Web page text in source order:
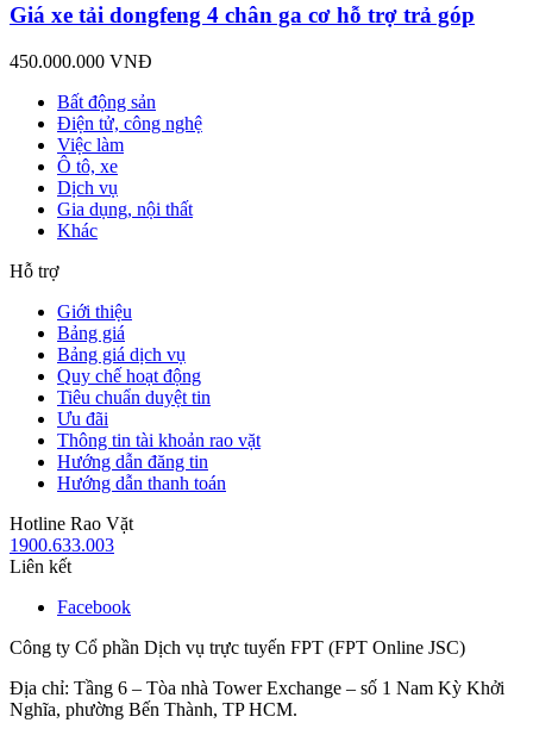
Giá xe tải dongfeng 4 chân ga cơ hỗ trợ trả góp
450.000.000 VNĐ
Bất động sản
Điện tử, công nghệ
Việc làm
Ô tô, xe
Dịch vụ
Gia dụng, nội thất
Khác
Hỗ trợ
Giới thiệu
Bảng giá
Bảng giá dịch vụ
Quy chế hoạt động
Tiêu chuẩn duyệt tin
Ưu đãi
Thông tin tài khoản rao vặt
Hướng dẫn đăng tin
Hướng dẫn thanh toán
Hotline Rao Vặt
1900.633.003
Liên kết
Facebook
Công ty Cổ phần Dịch vụ trực tuyến FPT (FPT Online JSC)
Địa chỉ: Tầng 6 – Tòa nhà Tower Exchange – số 1 Nam Kỳ Khởi
Nghĩa, phường Bến Thành, TP HCM.